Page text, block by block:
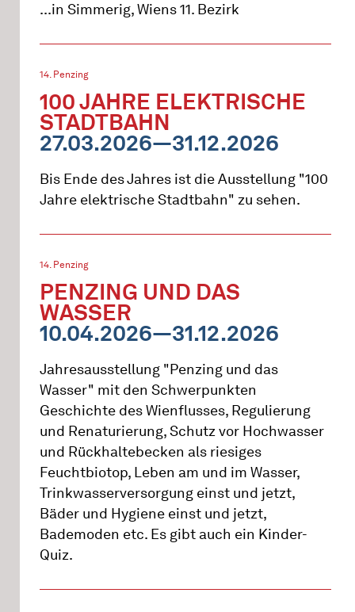
...in Simmerig, Wiens 11. Bezirk
14. Penzing
100 JAHRE ELEKTRISCHE
STADTBAHN
27.03.2026—31.12.2026
Bis Ende des Jahres ist die Ausstellung "100
Jahre elektrische Stadtbahn" zu sehen.
14. Penzing
PENZING UND DAS
WASSER
10.04.2026—31.12.2026
Jahresausstellung "Penzing und das
Wasser" mit den Schwerpunkten
Geschichte des Wienflusses, Regulierung
und Renaturierung, Schutz vor Hochwasser
und Rückhaltebecken als riesiges
Feuchtbiotop, Leben am und im Wasser,
Trinkwasserversorgung einst und jetzt,
Bäder und Hygiene einst und jetzt,
Bademoden etc. Es gibt auch ein Kinder-
Quiz.